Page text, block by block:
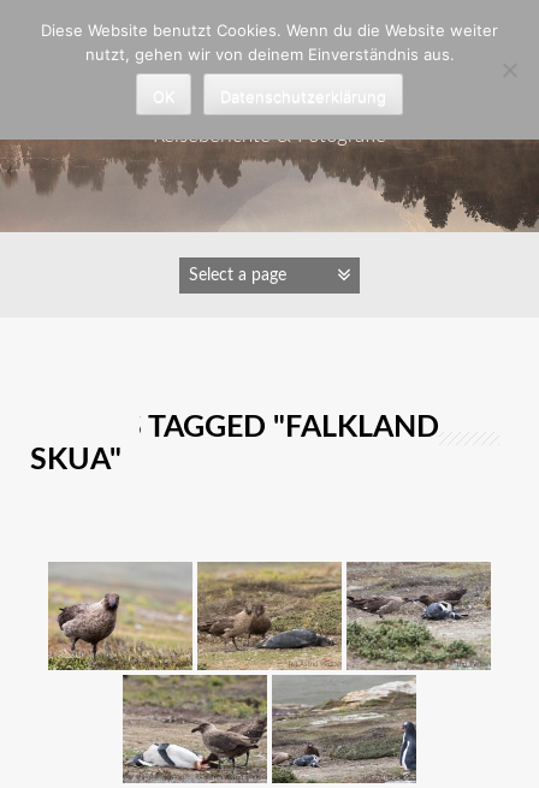
Astrid Padberg
Reiseberichte & Fotografie
IMAGES TAGGED "FALKLAND
SKUA"
Diese Website benutzt Cookies. Wenn du die Website weiter
nutzt, gehen wir von deinem Einverständnis aus.